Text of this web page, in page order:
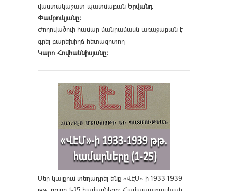
վաստակաշատ պատմաբան Երվանդ
Փամբուկյանը։
Ժողովածուի համար մանրամասն առաջաբան է
գրել բարեխիղճ հետազոտող
Կարո Հովհաննիսյանը։
Մեր կայքում տեղադրել ենք «ՎԷՄ»-ի 1933-1939